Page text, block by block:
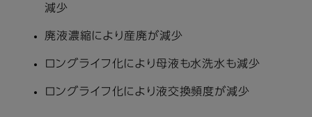
減少
廃液濃縮により産廃が減少
ロングライフ化により母液も水洗水も減少
ロングライフ化により液交換頻度が減少